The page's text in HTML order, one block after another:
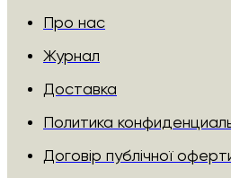
Про нас
Журнал
Доставка
Политика
Договір публічної